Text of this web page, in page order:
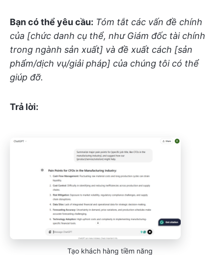
Bạn có thể yêu cầu: Tóm tắt các vấn đề chính
của [chức danh cụ thể, như Giám đốc tài chính
trong ngành sản xuất] và đề xuất cách [sản
phẩm/dịch vụ/giải pháp] của chúng tôi có thể
giúp đỡ.
Trả lời:
Tạo khách hàng tiềm năng